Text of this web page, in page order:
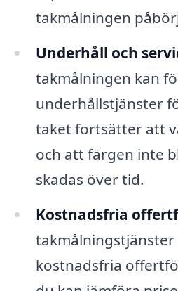
takmålningen
Underhåll och
takmålningen kan
underhållstjänster
taket fortsätter att
och att färgen inte
skadas över tid.
Kostnadsfria
kostnadsfria